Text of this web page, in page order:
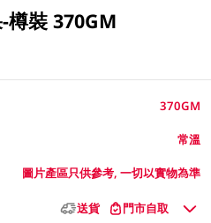
裝 370GM
370GM
常溫
圖片產區只供參考, 一切以實物為準
送貨 門市自取